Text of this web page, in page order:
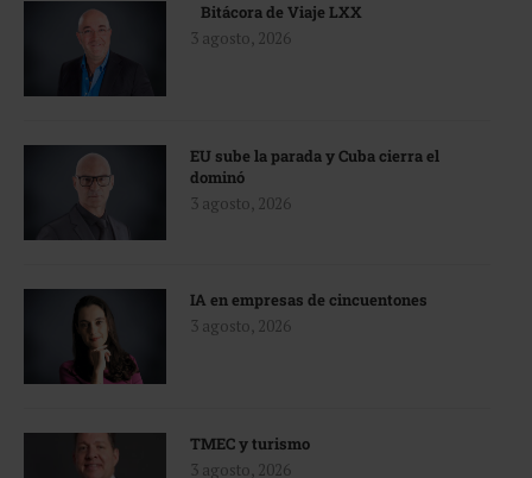
Bitácora de Viaje LXX
3 agosto, 2026
EU sube la parada y Cuba cierra el
dominó
3 agosto, 2026
IA en empresas de cincuentones
3 agosto, 2026
TMEC y turismo
3 agosto, 2026